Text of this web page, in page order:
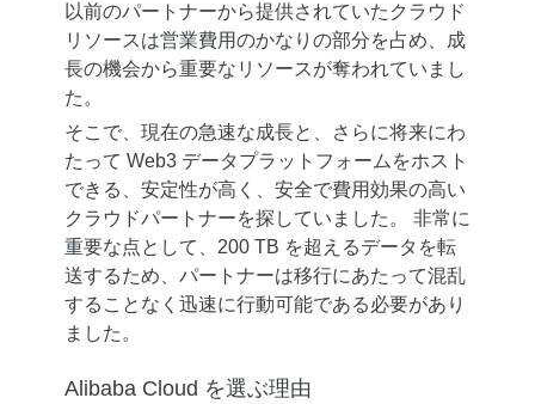
以前のパートナーから提供されていたクラウド
リソースは営業費用のかなりの部分を占め、成
長の機会から重要なリソースが奪われていまし
た。
そこで、現在の急速な成長と、さらに将来にわ
たって Web3 データプラットフォームをホスト
できる、安定性が高く、安全で費用効果の高い
クラウドパートナーを探していました。 非常に
重要な点として、200 TB を超えるデータを転
送するため、パートナーは移行にあたって混乱
することなく迅速に行動可能である必要があり
ました。
Alibaba Cloud を選ぶ理由